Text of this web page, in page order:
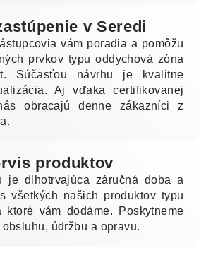
v Seredi
vám poradia a pomôžu
prvkov typu oddychová zóna
Súčasťou návrhu je kvalitne
Aj vďaka certifikovanej
obracajú denne zákazníci z
produktov
je dlhotrvajúca záručná doba a
všetkých našich produktov typu
ktoré vám dodáme. Poskytneme
údržbu a opravu.